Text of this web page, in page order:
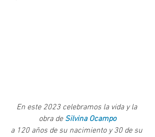
En este 2023 celebramos la vida y la
obra de Silvina Ocampo
a 120 años de su nacimiento y 30 de su